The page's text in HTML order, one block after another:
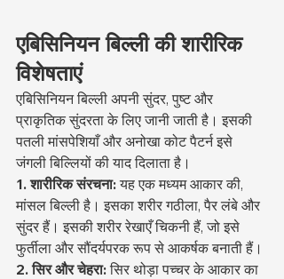
एबिसिनियन बिल्ली की शारीरिक
विशेषताएं
एबिसिनियन बिल्ली अपनी सुंदर, पुष्ट और
प्राकृतिक सुंदरता के लिए जानी जाती है। इसकी
पतली मांसपेशियाँ और अनोखा कोट पैटर्न इसे
जंगली बिल्लियों की याद दिलाता है।
1. शारीरिक संरचना: यह एक मध्यम आकार की,
मांसल बिल्ली है। इसका शरीर गठीला, पैर लंबे और
सुंदर हैं। इसकी शरीर रेखाएँ चिकनी हैं, जो इसे
फुर्तीला और सौंदर्यपरक रूप से आकर्षक बनाती हैं।
2. सिर और चेहरा: सिर थोड़ा पच्चर के आकार का